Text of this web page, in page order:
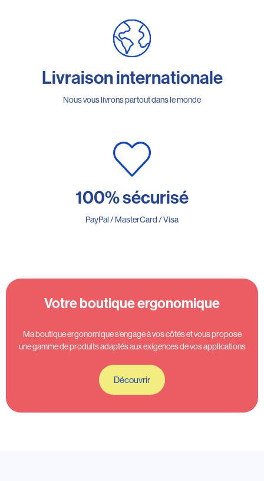
Livraison internationale
Nous vous livrons partout dans le monde
100% sécurisé
PayPal / MasterCard / Visa
Votre boutique ergonomique
Ma boutique ergonomique s’engage à vos côtés et vous propose
une gamme de produits adaptés aux exigences de vos applications
Découvrir